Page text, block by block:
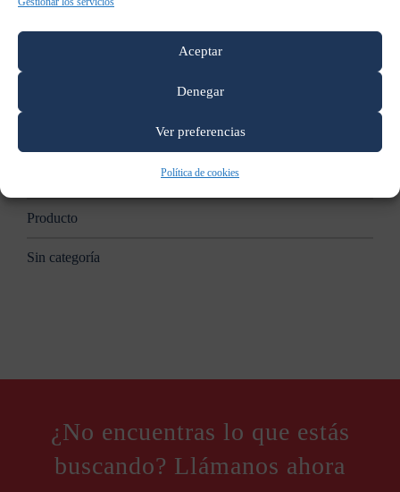
Aceptar
Denegar
Ver preferencias
Política de cookies
Apple anunciará nuevas Mac en un evento el 27 de octubre:
Producto
Sin categoría
¿No encuentras lo que estás
buscando? Llámanos ahora